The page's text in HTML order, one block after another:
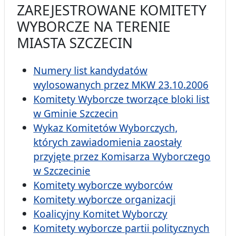
ZAREJESTROWANE KOMITETY
WYBORCZE NA TERENIE
MIASTA SZCZECIN
Numery list kandydatów
wylosowanych przez MKW 23.10.2006
Komitety Wyborcze tworzące bloki list
w Gminie Szczecin
Wykaz Komitetów Wyborczych,
których zawiadomienia zaostały
przyjęte przez Komisarza Wyborczego
w Szczecinie
Komitety wyborcze wyborców
Komitety wyborcze organizacji
Koalicyjny Komitet Wyborczy
Komitety wyborcze partii politycznych